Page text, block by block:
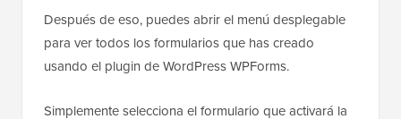
Después de eso, puedes abrir el menú desplegable
para ver todos los formularios que has creado
usando el plugin de WordPress WPForms.
Simplemente selecciona el formulario que activará la